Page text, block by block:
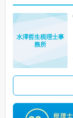
水澤哲生税理士事
務所